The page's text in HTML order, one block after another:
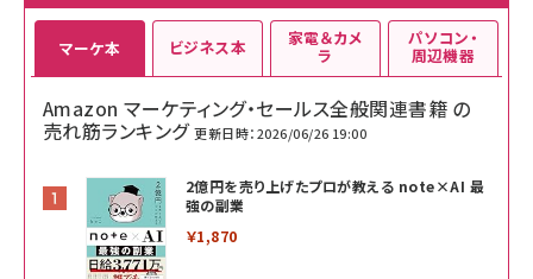
マーケ本
Amazon マーケティング・セールス全般関連書籍 の
売れ筋ランキング 更新日時：2026/06/26 19:00
2億円を売り上げたプロが教える note×AI 最
強の副業
￥1,870
ビジネス本 家電＆カメ
ラ
パソコン・
周辺機器